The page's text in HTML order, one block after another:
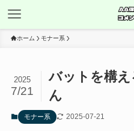
ホーム モナー系
バットを構
ん
2025
7/21
モナー系 2025-07-21